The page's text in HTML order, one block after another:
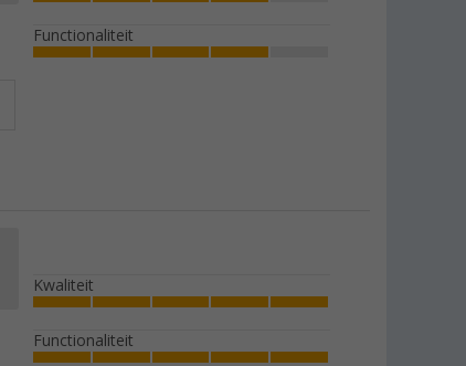
Functionaliteit
Kwaliteit
Functionaliteit